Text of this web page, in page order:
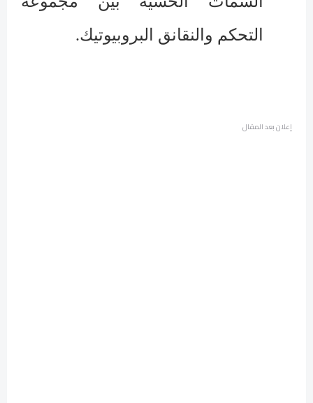
التحكم والنقانق البروبيوتيك.
إعلان بعد المقال